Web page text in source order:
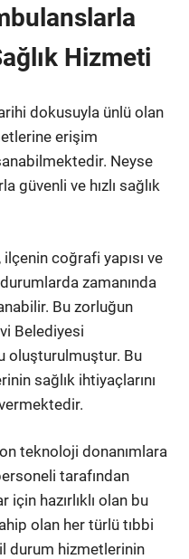
Hizmeti
dokusuyla ünlü olan
erişim
Neyse
güvenli ve hızlı sağlık
coğrafi yapısı ve
zamanında
Bu zorluğun
Belediyesi
oluşturulmuştur. Bu
sağlık ihtiyaçlarını
teknoloji donanımlara
tarafından
hazırlıklı olan bu
olan her türlü tıbbi
durum hizmetlerinin